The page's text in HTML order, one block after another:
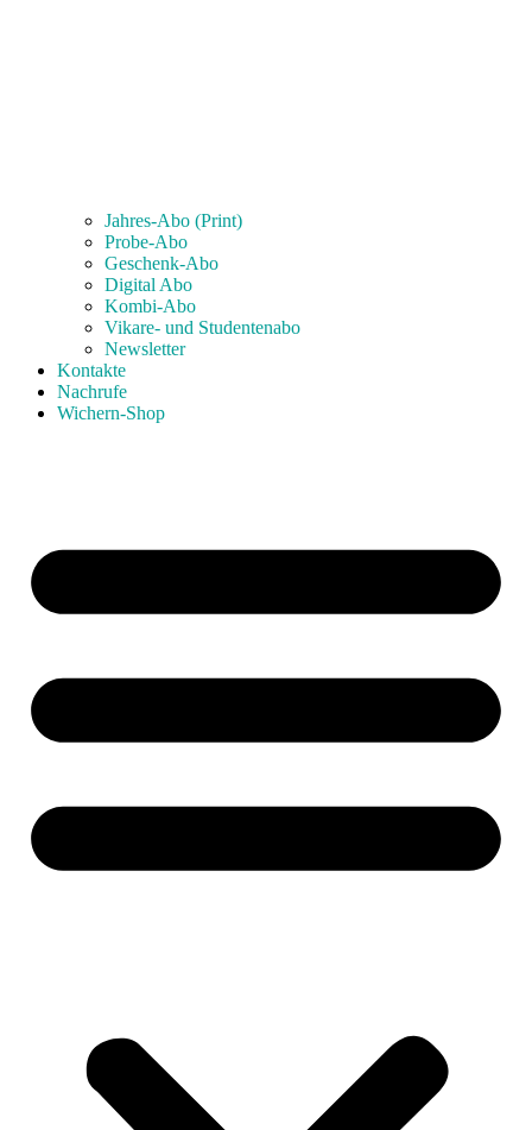
Jahres-Abo (Print)
Probe-Abo
Geschenk-Abo
Digital Abo
Kombi-Abo
Vikare- und Studentenabo
Newsletter
Kontakte
Nachrufe
Wichern-Shop